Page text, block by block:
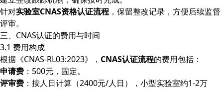
针对实验室CNAS资格认证流程 ，保留整改记录，方便后续监督
评审。
三、CNAS认证的费用与时间
3.1 费用构成
根据《CNAS-RL03:2023》， CNAS认证流程的费用包括：
申请费 ：500元，固定。
评审费 ：按人日计算（2400元/人日），小型实验室约1-2万